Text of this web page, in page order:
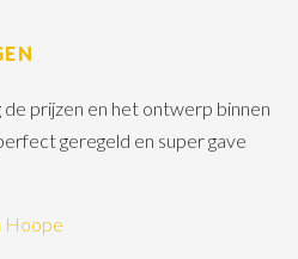
de prijzen en het ontwerp binnen
geregeld en super gave
Hoope